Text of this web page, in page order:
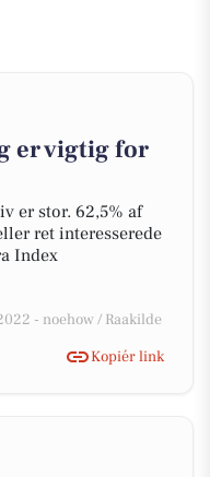
er vigtig for
er stor. 62,5% af
ret interesserede
Index
- noehow / Raakilde
Kopiér link